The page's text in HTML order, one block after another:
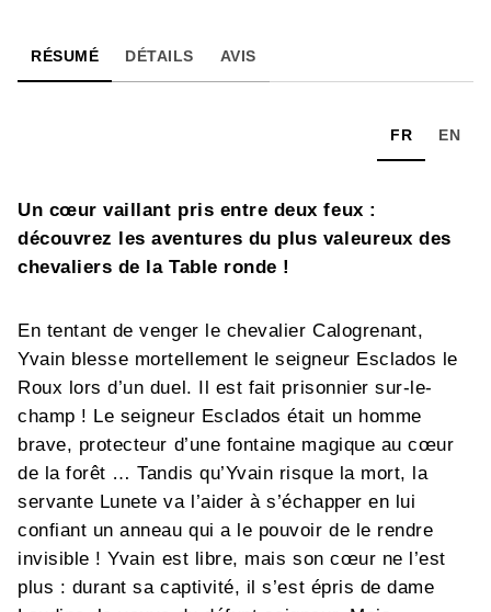
RÉSUMÉ DÉTAILS AVIS
FR EN
Un cœur vaillant pris entre deux feux :
découvrez les aventures du plus valeureux des
chevaliers de la Table ronde !
En tentant de venger le chevalier Calogrenant,
Yvain blesse mortellement le seigneur Esclados le
Roux lors d’un duel. Il est fait prisonnier sur-le-
champ ! Le seigneur Esclados était un homme
brave, protecteur d’une fontaine magique au cœur
de la forêt … Tandis qu’Yvain risque la mort, la
servante Lunete va l’aider à s’échapper en lui
confiant un anneau qui a le pouvoir de le rendre
invisible ! Yvain est libre, mais son cœur ne l’est
plus : durant sa captivité, il s’est épris de dame